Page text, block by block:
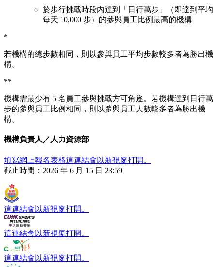
於步行挑戰時段內達到「日行萬步」（即達到平均
每天 10,000 步）的參與員工比例最高的機構
*
若機構的總步數相同，則以參與員工平均步數較多者為勝出機
構。
**
機構需最少有 5 名員工參與挑戰方可角逐。若機構達到日行萬
步的參與員工比例相同，則以參與員工人數較多者為勝出機
構。
機構負責人／人力資源部
填寫網上報名表格這連結會以新視窗打開。
截止時間：2026 年 6 月 15 日 23:59
這連結會以新視窗打開。
這連結會以新視窗打開。
這連結會以新視窗打開。